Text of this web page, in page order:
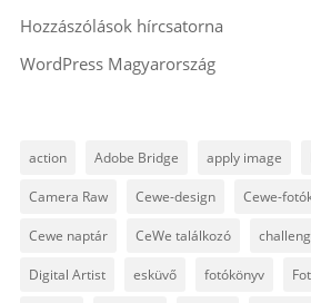
Hozzászólások hírcsatorna
WordPress Magyarország
action Adobe Bridge apply image
Camera Raw Cewe-design Cewe-
Cewe naptár CeWe találkozó
Digital Artist esküvő fotókönyv